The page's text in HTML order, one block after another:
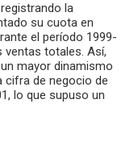
la
su cuota en
el período 1999-
ventas totales. Así,
mayor dinamismo
cifra de negocio de
lo que supuso un